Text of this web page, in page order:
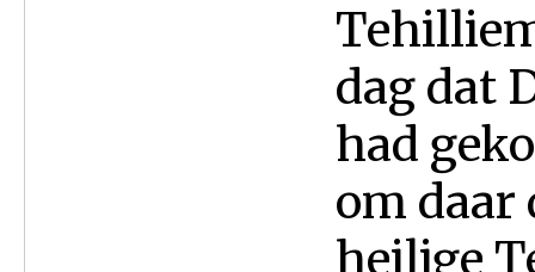
dag dat
had
om daar
heilige